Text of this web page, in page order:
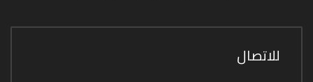
للاتصال